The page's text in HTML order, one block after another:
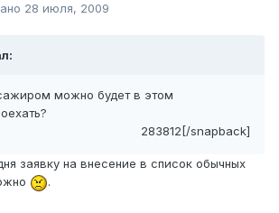
28 июля, 2009
можно будет в этом
283812[/snapback]
заявку на внесение в список обычных
.